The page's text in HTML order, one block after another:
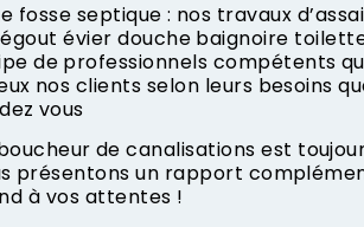
fosse septique : nos travaux
évier douche baignoire
de professionnels compétents
nos clients selon leurs besoins
vous
de canalisations est
présentons un rapport
à vos attentes !